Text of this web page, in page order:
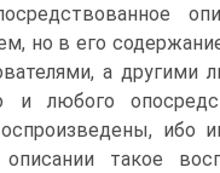
но в его
а
и любого
ибо
такое